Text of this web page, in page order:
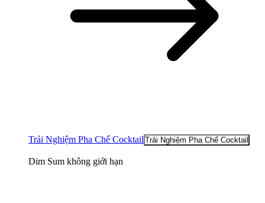
Trải Nghiệm Pha Chế Cocktail Trải Nghiệm Pha Chế Cocktail
Dim Sum không giới hạn